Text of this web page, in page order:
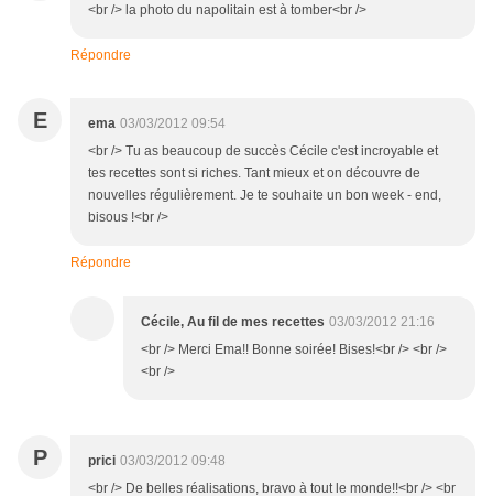
<br /> la photo du napolitain est à tomber<br />
Répondre
E ema 03/03/2012 09:54
<br /> Tu as beaucoup de succès Cécile c'est incroyable et
tes recettes sont si riches. Tant mieux et on découvre de
nouvelles régulièrement. Je te souhaite un bon week - end,
bisous !<br />
Répondre
Cécile, Au fil de mes recettes 03/03/2012 21:16
<br /> Merci Ema!! Bonne soirée! Bises!<br /> <br />
<br />
P prici 03/03/2012 09:48
<br /> De belles réalisations, bravo à tout le monde!!<br /> <br